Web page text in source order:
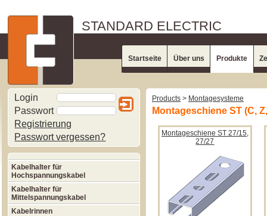
STANDARD ELECTRIC
Startseite Über uns Produkte
Login
Passwort
Registrierung
Passwort vergessen?
Kabelhalter für
Hochspannungskabel
Kabelhalter für
Mittelspannungskabel
Kabelrinnen
Products > Montagesysteme
Montageschiene ST (C,
Montageschiene ST 27/15,
27/27